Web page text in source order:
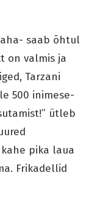
saab õhtul
on valmis ja
Tarzani
500 inimese-
ütleb
pika laua
Frikadellid